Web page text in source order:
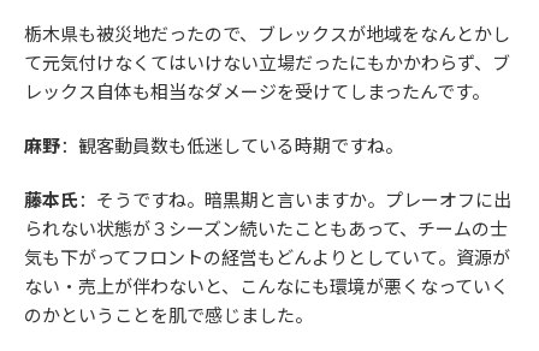
栃木県も被災地だったので、ブレックスが地域をなんとかし
て元気付けなくてはいけない立場だったにもかかわらず、ブ
レックス自体も相当なダメージを受けてしまったんです。
麻野：観客動員数も低迷している時期ですね。
藤本氏：そうですね。暗黒期と言いますか。プレーオフに出
られない状態が３シーズン続いたこともあって、チームの士
気も下がってフロントの経営もどんよりとしていて。資源が
ない・売上が伴わないと、こんなにも環境が悪くなっていく
のかということを肌で感じました。